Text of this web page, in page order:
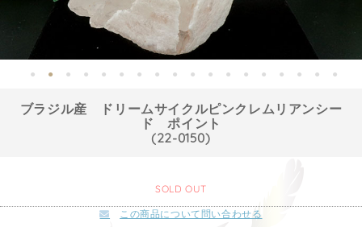
ブラジル産 ドリームサイクルピンクレムリアンシー
ド ポイント
(22-0150)
SOLD OUT
この商品について問い合わせる